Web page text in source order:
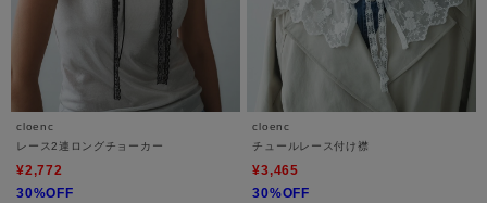
cloenc
レース2連ロングチョーカー
¥2,772
30%OFF
cloenc
チュールレース付け襟
¥3,465
30%OFF